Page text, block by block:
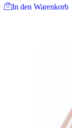
In den Warenkorb